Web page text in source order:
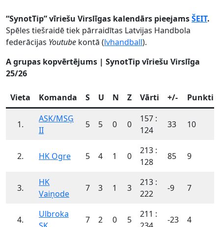
“SynotTip” vīriešu Virslīgas kalendārs pieejamsŠEIT.
Spēles tiešraidē tiek pārraidītas Latvijas Handbola
federācijas Youtube kontā (lvhandball).
A grupas kopvērtējums | SynotTip vīriešu Virslīga
25/26
Vieta Komanda S U N Z Vārti +/- Punkti
1.
ASK/MSĢ
II
5 5 0 0
157 :
124
33 10
2. HK Ogre 5 4 1 0
213 :
128
85 9
3.
HK
Vaiņode
7 3 1 3
213 :
222
-9 7
4.
Ulbroka
7 2 0 5
211 :
-23 4